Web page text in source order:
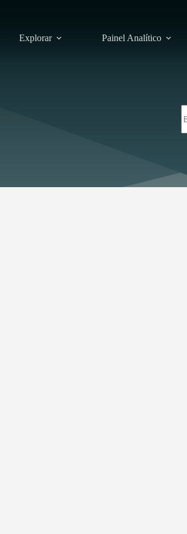
Explorar Painel Analítico